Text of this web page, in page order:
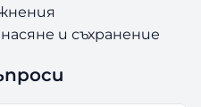
и съхранение